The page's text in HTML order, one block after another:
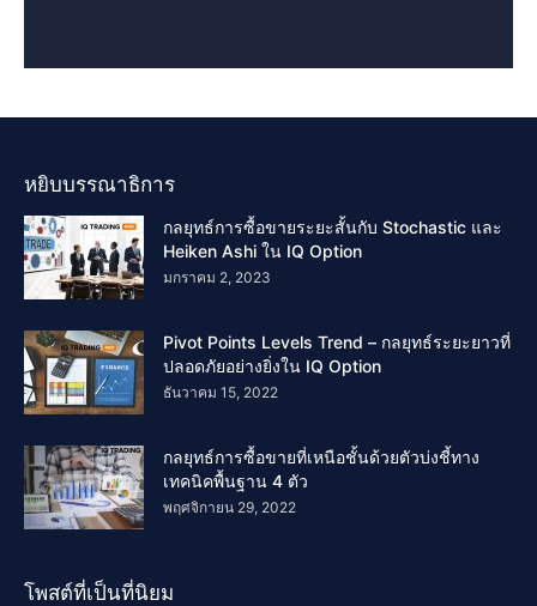
หยิบบรรณาธิการ
กลยุทธ์การซื้อขายระยะสั้นกับ Stochastic และ
Heiken Ashi ใน IQ Option
มกราคม 2, 2023
Pivot Points Levels Trend – กลยุทธ์ระยะยาวที่
ปลอดภัยอย่างยิ่งใน IQ Option
ธันวาคม 15, 2022
กลยุทธ์การซื้อขายที่เหนือชั้นด้วยตัวบ่งชี้ทาง
เทคนิคพื้นฐาน 4 ตัว
พฤศจิกายน 29, 2022
โพสต์ที่เป็นที่นิยม